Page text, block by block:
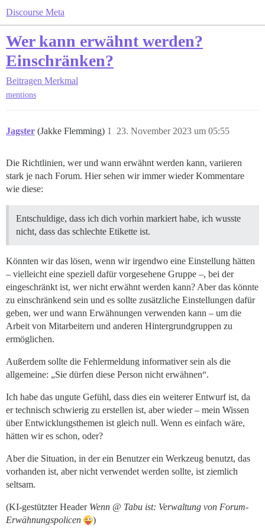
Discourse Meta
Wer kann erwähnt werden?
Einschränken?
Beitragen Merkmal
mentions
Jagster (Jakke Flemming) 23. November 2023 um 05:55
1
Die Richtlinien, wer und wann erwähnt werden kann, variieren
stark je nach Forum. Hier sehen wir immer wieder Kommentare
wie diese:
Entschuldige, dass ich dich vorhin markiert habe, ich wusste
nicht, dass das schlechte Etikette ist.
Könnten wir das lösen, wenn wir irgendwo eine Einstellung hätten
– vielleicht eine speziell dafür vorgesehene Gruppe –, bei der
eingeschränkt ist, wer nicht erwähnt werden kann? Aber das könnte
zu einschränkend sein und es sollte zusätzliche Einstellungen dafür
geben, wer und wann Erwähnungen verwenden kann – um die
Arbeit von Mitarbeitern und anderen Hintergrundgruppen zu
ermöglichen.
Außerdem sollte die Fehlermeldung informativer sein als die
allgemeine: „Sie dürfen diese Person nicht erwähnen“.
Ich habe das ungute Gefühl, dass dies ein weiterer Entwurf ist, da
er technisch schwierig zu erstellen ist, aber wieder – mein Wissen
über Entwicklungsthemen ist gleich null. Wenn es einfach wäre,
hätten wir es schon, oder?
Aber die Situation, in der ein Benutzer ein Werkzeug benutzt, das
vorhanden ist, aber nicht verwendet werden sollte, ist ziemlich
seltsam.
(KI-gestützter Header Wenn @ Tabu ist: Verwaltung von Forum-
Erwähnungspolicen
)